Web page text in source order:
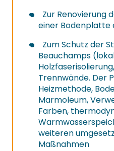
Zur Renovierung
einer Bodenplatte
Zum Schutz der
Beauchamps
Trennwände. Der
Heizmethode,
Marmoleum,
Farben,
weiteren
Maßnahmen